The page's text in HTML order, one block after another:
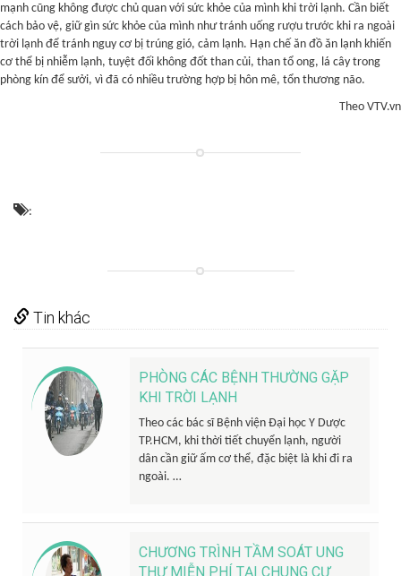
mạnh cũng không được chủ quan với sức khỏe của mình khi trời lạnh. Cần biết
cách bảo vệ, giữ gìn sức khỏe của mình như tránh uống rượu trước khi ra ngoài
trời lạnh để tránh nguy cơ bị trúng gió, cảm lạnh. Hạn chế ăn đồ ăn lạnh khiến
cơ thể bị nhiễm lạnh, tuyệt đối không đốt than củi, than tổ ong, lá cây trong
phòng kín để sưởi, vì đã có nhiều trường hợp bị hôn mê, tổn thương não.
Theo VTV.vn
:
Tin khác
PHÒNG CÁC BỆNH THƯỜNG GẶP
KHI TRỜI LẠNH
Theo các bác sĩ Bệnh viện Đại học Y Dược
TP.HCM, khi thời tiết chuyển lạnh, người
dân cần giữ ấm cơ thể, đặc biệt là khi đi ra
ngoài. …
CHƯƠNG TRÌNH TẦM SOÁT UNG
THƯ MIỄN PHÍ TẠI CHUNG CƯ